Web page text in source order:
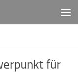
für